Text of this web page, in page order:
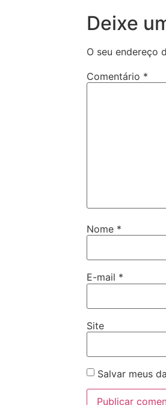
Deixe
O seu endereço
Comentário *
Nome *
E-mail *
Site
Salvar meus